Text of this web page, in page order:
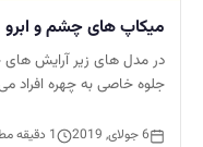
میکاپ های چشم و ابرو
در مدل های زیر آرایش
جلوه خاصی به چهره افراد
6 جولای, 2019 1 دقیقه مطالعه